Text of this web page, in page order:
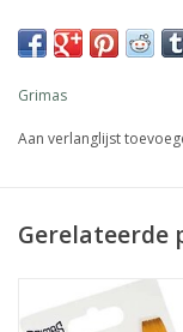
2 ronde penselen
Reinig de penselen
vochtige haren na
Grimas
Aan verlanglijst
Gerelateerde